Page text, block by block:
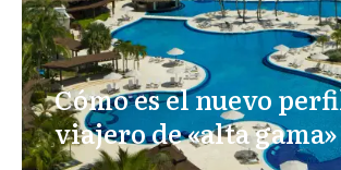
Cómo es el nuevo
viajero de «alta gama»